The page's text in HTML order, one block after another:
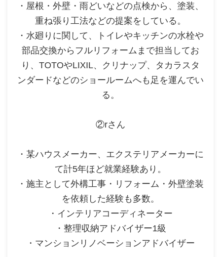
・屋根・外壁・雨どいなどの点検から、塗装、
重ね張り工法などの提案をしている。
・水廻りに関して、トイレやキッチンの水栓や
部品交換からフルリフォームまで担当してお
り、TOTOやLIXIL、クリナップ、タカラスタ
ンダードなどのショールームへも足を運んでい
る。
②rさん
・某ハウスメーカー、エクステリアメーカーに
て計5年ほど就業経験あり。
・施主として外構工事・リフォーム・外壁塗装
を依頼した経験も多数。
・インテリアコーディネーター
・整理収納アドバイザー1級
・マンションリノベーションアドバイザー